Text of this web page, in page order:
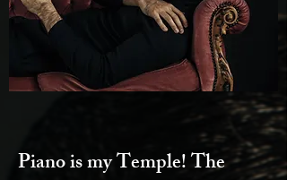
Piano is my Temple! The